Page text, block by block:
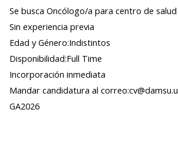
Se busca Oncólogo/a para centro de salud
Sin experiencia previa
Edad y Género:Indistintos
Disponibilidad:Full Time
Incorporación inmediata
Mandar candidatura al
GA2026